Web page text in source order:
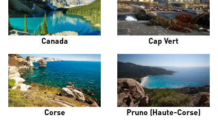
Canada Cap Vert
Corse Pruno (Haute-Corse)